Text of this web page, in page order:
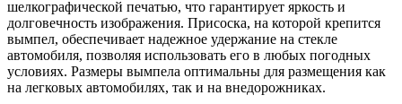
шелкографической печатью, что гарантирует яркость и
долговечность изображения. Присоска, на которой крепится
вымпел, обеспечивает надежное удержание на стекле
автомобиля, позволяя использовать его в любых погодных
условиях. Размеры вымпела оптимальны для размещения как
на легковых автомобилях, так и на внедорожниках.